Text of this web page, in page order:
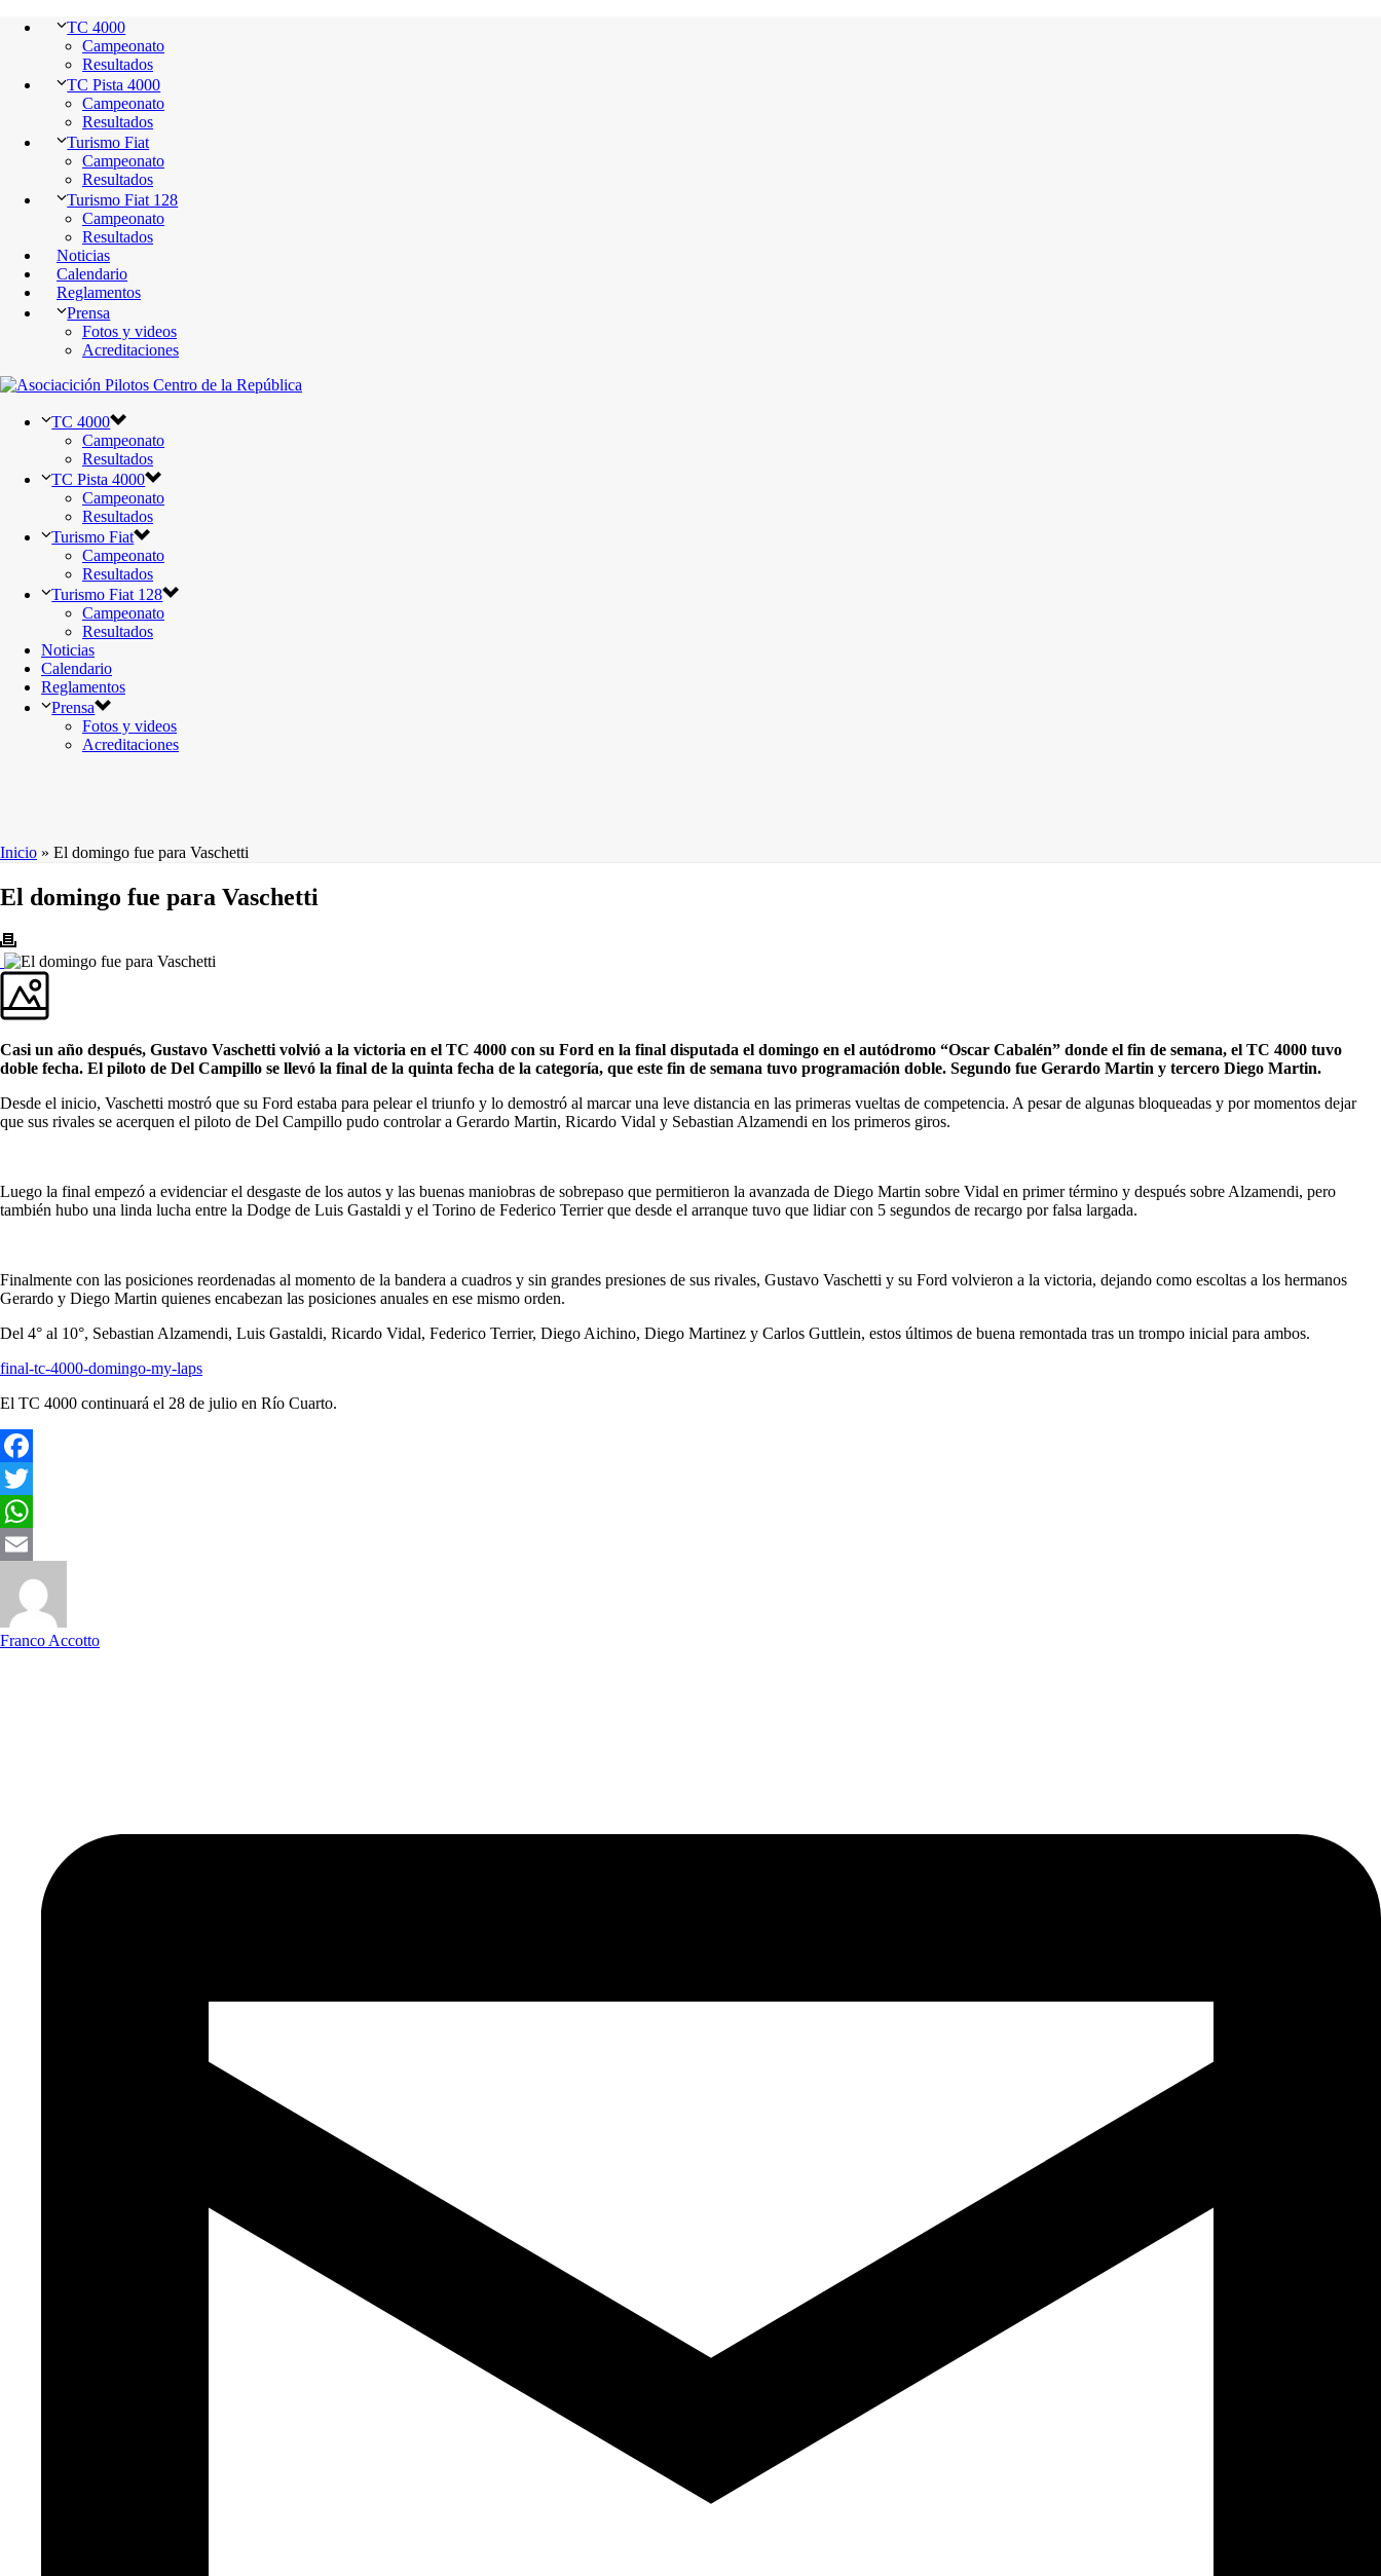
TC 4000
Campeonato
Resultados
TC Pista 4000
Campeonato
Resultados
Turismo Fiat
Campeonato
Resultados
Turismo Fiat 128
Campeonato
Resultados
Noticias
Calendario
Reglamentos
Prensa
Fotos y videos
Acreditaciones
TC 4000
Campeonato
Resultados
TC Pista 4000
Campeonato
Resultados
Turismo Fiat
Campeonato
Resultados
Turismo Fiat 128
Campeonato
Resultados
Noticias
Calendario
Reglamentos
Prensa
Fotos y videos
Acreditaciones
Inicio » El domingo fue para Vaschetti
El domingo fue para Vaschetti
Casi un año después, Gustavo Vaschetti volvió a la victoria en el TC 4000 con su Ford en la final disputada el domingo en el autódromo “Oscar Cabalén” donde el fin de semana, el TC 4000 tuvo
doble fecha. El piloto de Del Campillo se llevó la final de la quinta fecha de la categoría, que este fin de semana tuvo programación doble. Segundo fue Gerardo Martin y tercero Diego Martin.
Desde el inicio, Vaschetti mostró que su Ford estaba para pelear el triunfo y lo demostró al marcar una leve distancia en las primeras vueltas de competencia. A pesar de algunas bloqueadas y por momentos dejar
que sus rivales se acerquen el piloto de Del Campillo pudo controlar a Gerardo Martin, Ricardo Vidal y Sebastian Alzamendi en los primeros giros.
Luego la final empezó a evidenciar el desgaste de los autos y las buenas maniobras de sobrepaso que permitieron la avanzada de Diego Martin sobre Vidal en primer término y después sobre Alzamendi, pero
también hubo una linda lucha entre la Dodge de Luis Gastaldi y el Torino de Federico Terrier que desde el arranque tuvo que lidiar con 5 segundos de recargo por falsa largada.
Finalmente con las posiciones reordenadas al momento de la bandera a cuadros y sin grandes presiones de sus rivales, Gustavo Vaschetti y su Ford volvieron a la victoria, dejando como escoltas a los hermanos
Gerardo y Diego Martin quienes encabezan las posiciones anuales en ese mismo orden.
Del 4° al 10°, Sebastian Alzamendi, Luis Gastaldi, Ricardo Vidal, Federico Terrier, Diego Aichino, Diego Martinez y Carlos Guttlein, estos últimos de buena remontada tras un trompo inicial para ambos.
final-tc-4000-domingo-my-laps
El TC 4000 continuará el 28 de julio en Río Cuarto.
Facebook
Twitter
WhatsApp
Email
Franco Accotto